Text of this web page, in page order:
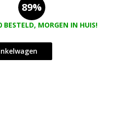
89%
MORGEN IN HUIS!